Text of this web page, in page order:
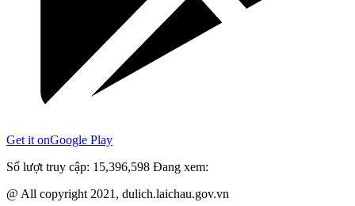
Get it onGoogle Play
Số lượt truy cập: 15,396,598 Đang xem:
@ All copyright 2021, dulich.laichau.gov.vn